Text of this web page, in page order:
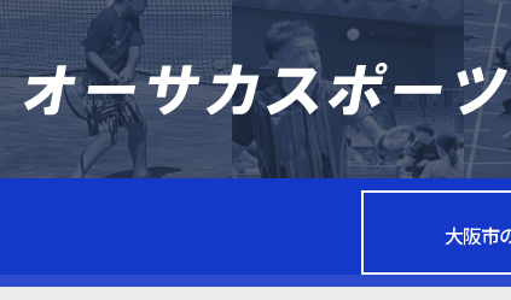
大阪市